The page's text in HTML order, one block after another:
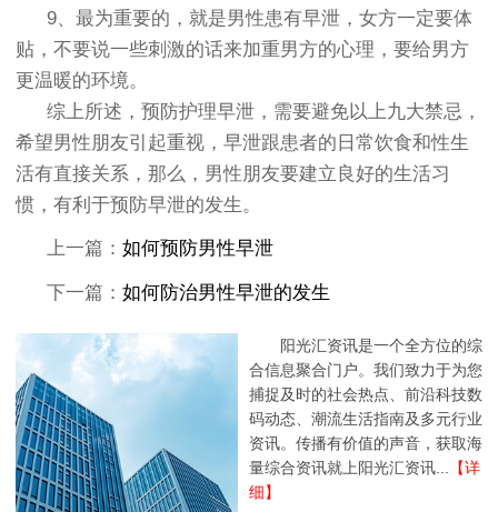
9、最为重要的，就是男性患有早泄，女方一定要体
贴，不要说一些刺激的话来加重男方的心理，要给男方
更温暖的环境。
综上所述，预防护理早泄，需要避免以上九大禁忌，
希望男性朋友引起重视，早泄跟患者的日常饮食和性生
活有直接关系，那么，男性朋友要建立良好的生活习
惯，有利于预防早泄的发生。
上一篇： 如何预防男性早泄
下一篇： 如何防治男性早泄的发生
阳光汇资讯是一个全方位的综
合信息聚合门户。我们致力于为您
捕捉及时的社会热点、前沿科技数
码动态、潮流生活指南及多元行业
资讯。传播有价值的声音，获取海
量综合资讯就上阳光汇资讯...
【详
细】